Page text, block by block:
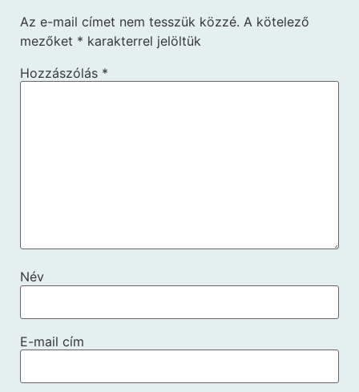
Az e-mail címet nem tesszük közzé. A kötelező
mezőket * karakterrel jelöltük
Hozzászólás *
Név
E-mail cím